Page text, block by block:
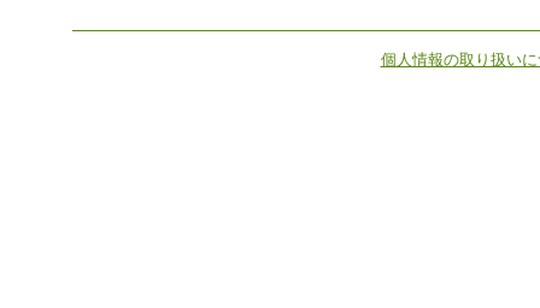
個人情報の取り扱い